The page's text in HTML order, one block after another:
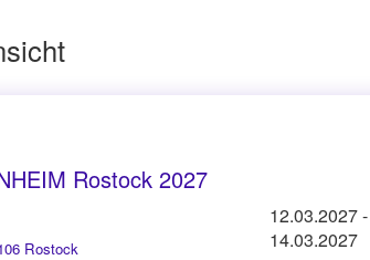
Rostock 2027
Rostock
12.03.2027-
14.03.2027